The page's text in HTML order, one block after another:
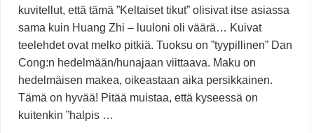
kuvitellut, että tämä ”Keltaiset tikut” olisivat itse asiassa
sama kuin Huang Zhi – luuloni oli väärä… Kuivat
teelehdet ovat melko pitkiä. Tuoksu on ”tyypillinen” Dan
Cong:n hedelmään/hunajaan viittaava. Maku on
hedelmäisen makea, oikeastaan aika persikkainen.
Tämä on hyvää! Pitää muistaa, että kyseessä on
kuitenkin ”halpis …